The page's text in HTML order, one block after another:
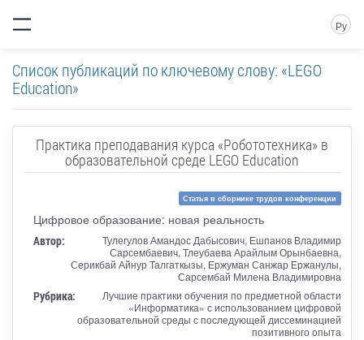
Ру
Список публикаций по ключевому слову: «LEGO
Education»
Практика преподавания курса «Робототехника» в
образовательной среде LEGO Education
Статья в сборнике трудов конференции
Цифровое образование: новая реальность
Автор:
Тулегулов Амандос Дабысович, Ешпанов Владимир
Сарсембаевич, Тлеубаева Арайлым Орынбаевна,
Серикбай Айнур Талгаткызы, Ержуман Санжар Ержанулы,
Сарсембай Милена Владимировна
Рубрика:
Лучшие практики обучения по предметной области
«Информатика» с использованием цифровой
образовательной среды с последующей диссеминацией
позитивного опыта